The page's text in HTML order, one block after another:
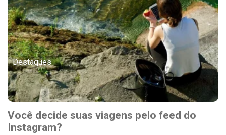
Destaques
Você decide suas viagens pelo feed do
Instagram?